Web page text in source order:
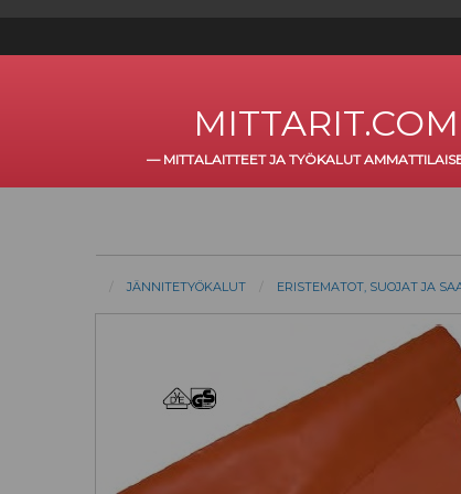
MITTARIT.COM
— MITTALAITTEET JA TYÖKALUT
JÄNNITETYÖKALUT ERISTEMATOT, SUOJAT JA